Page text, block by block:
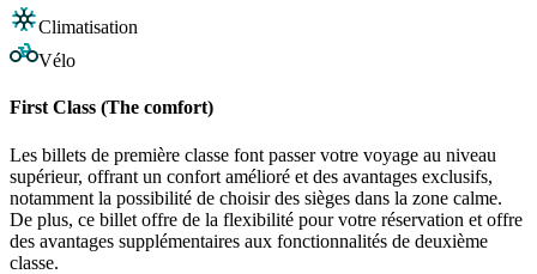
Climatisation
Vélo
First Class (The comfort)
Les billets de première classe font passer votre voyage au niveau
supérieur, offrant un confort amélioré et des avantages exclusifs,
notamment la possibilité de choisir des sièges dans la zone calme.
De plus, ce billet offre de la flexibilité pour votre réservation et offre
des avantages supplémentaires aux fonctionnalités de deuxième
classe.